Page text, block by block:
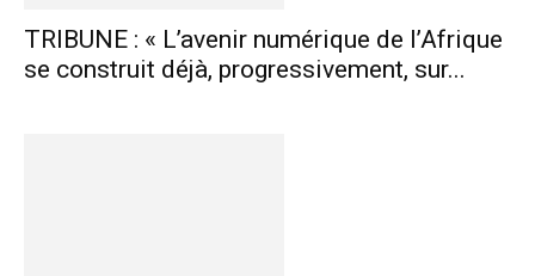
TRIBUNE : « L’avenir numérique de l’Afrique
se construit déjà, progressivement, sur...